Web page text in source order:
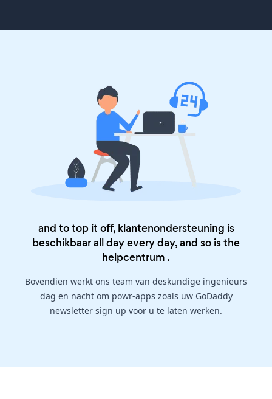
and to top it off, klantenondersteuning is
beschikbaar all day every day, and so is the
helpcentrum .
Bovendien werkt ons team van deskundige ingenieurs
dag en nacht om powr-apps zoals uw GoDaddy
newsletter sign up voor u te laten werken.